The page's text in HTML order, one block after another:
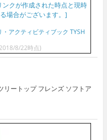
アクティビティブック TYSH
8/22時点)
リートップ フレンズ ソフトア